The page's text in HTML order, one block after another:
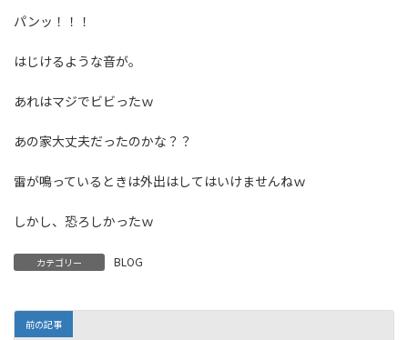
パンッ！！！
はじけるような音が。
あれはマジでビビったｗ
あの家大丈夫だったのかな？？
雷が鳴っているときは外出はしてはいけませんねｗ
しかし、恐ろしかったｗ
カテゴリー BLOG
前の記事